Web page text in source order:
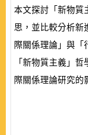
本文探討「新物質
思，並比較分析新
際關係理論」與「
「新物質主義」
際關係理論研究的